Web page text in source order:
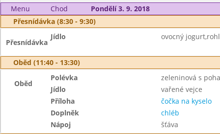
Menu Chod
Pondělí 3. 9. 2018
Přesnídávka (8:30 - 9:30)
Přesnídávka
Jídlo ovocný
Oběd (11:40 - 13:30)
Oběd
Polévka
zeleninová s
Jídlo
vařené vejce
Příloha
čočka na kyselo
Doplněk
chléb
Nápoj
šťáva